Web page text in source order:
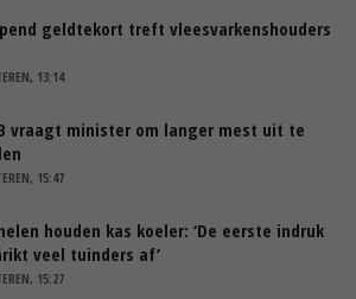
geldtekort treft vleesvarkenshouders
13:14
vraagt minister om langer mest uit te
15:47
houden kas koeler: ‘De eerste indruk
veel tuinders af’
15:27